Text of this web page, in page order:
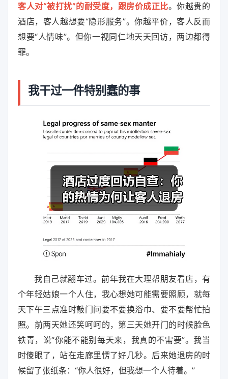
客人对“被打扰”的耐受度，跟房价成正比。你越贵的
酒店，客人越想要“隐形服务”。你越平价，客人反而
想要“人情味”。但你一视同仁地天天回访，两边都得
罪。
我干过一件特别蠢的事
我自己就翻车过。前年我在大理帮朋友看店，有
个年轻姑娘一个人住，我心想她可能需要照顾，就每
天下午三点准时敲门问要不要换浴巾、要不要帮忙拍
照。前两天她还笑呵呵的，第三天她开门的时候脸色
铁青，说“你能不能别每天来，我真的不需要”。我当
时傻眼了，站在走廊里愣了好几秒。后来她退房的时
候留了张纸条：“你人很好，但我想一个人待着。”